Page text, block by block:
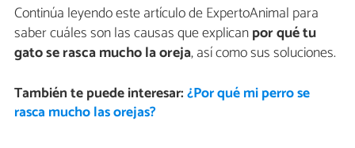
Continúa leyendo este artículo de ExpertoAnimal para
saber cuáles son las causas que explicanpor qué tu
gato se rasca mucho la oreja, así como sus soluciones.
También te puede interesar:¿Por qué mi perro se
rasca mucho las orejas?